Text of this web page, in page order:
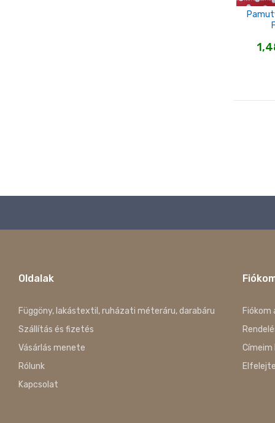
Oldalak
Függöny, lakástextil, ruházati méteráru, darabáru
Szállítás és fizetés
Vásárlás menete
Rólunk
Kapcsolat
Fiókom
Címeim